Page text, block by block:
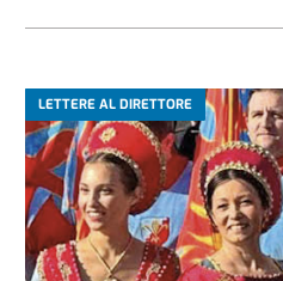
LETTERE AL DIRETTORE